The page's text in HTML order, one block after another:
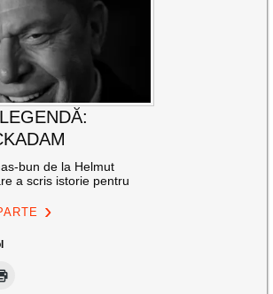
bun de la Helmut
a scris istorie pentru